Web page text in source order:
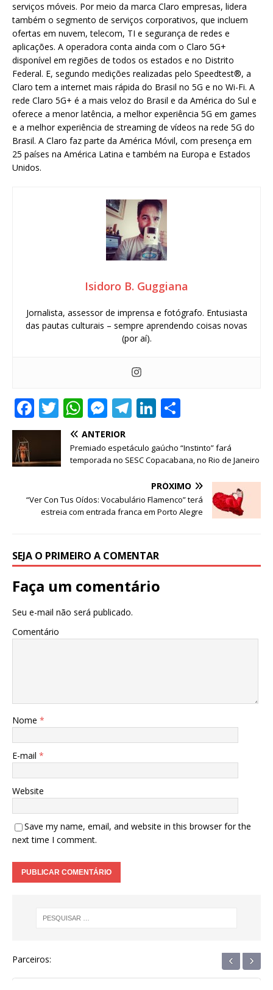
serviços móveis. Por meio da marca Claro empresas, lidera
também o segmento de serviços corporativos, que incluem
ofertas em nuvem, telecom, TI e segurança de redes e
aplicações. A operadora conta ainda com o Claro 5G+
disponível em regiões de todos os estados e no Distrito
Federal. E, segundo medições realizadas pelo Speedtest®, a
Claro tem a internet mais rápida do Brasil no 5G e no Wi-Fi. A
rede Claro 5G+ é a mais veloz do Brasil e da América do Sul e
oferece a menor latência, a melhor experiência 5G em games
e a melhor experiência de streaming de vídeos na rede 5G do
Brasil. A Claro faz parte da América Móvil, com presença em
25 países na América Latina e também na Europa e Estados
Unidos.
Isidoro B. Guggiana
Jornalista, assessor de imprensa e fotógrafo. Entusiasta
das pautas culturais – sempre aprendendo coisas novas
(por aí).
F
a
e
o
T
w
it
te
W
h
at
s
p
M
e
ss
e
g
T
e
g
m
Li
k
e
dI
n
ar
e
ANTERIOR
Premiado espetáculo gaúcho “Instinto” fará
temporada no SESC Copacabana, no Rio de Janeiro
PRÓXIMO
“Ver Con Tus Oídos: Vocabulário Flamenco” terá
estreia com entrada franca em Porto Alegre
SEJA O PRIMEIRO A COMENTAR
Faça um comentário
Seu e-mail não será publicado.
Comentário
Nome *
E-mail *
Website
Save my name, email, and website in this browser for the
next time I comment.
Parceiros: ‹ ›